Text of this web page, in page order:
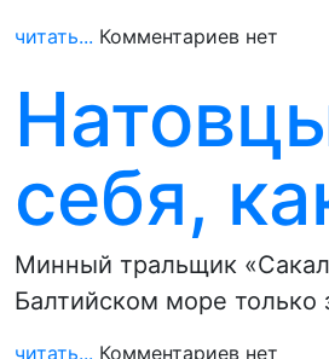
читать... Комментариев нет
себя,
Минный тральщик
Балтийском море только
читать... Комментариев нет